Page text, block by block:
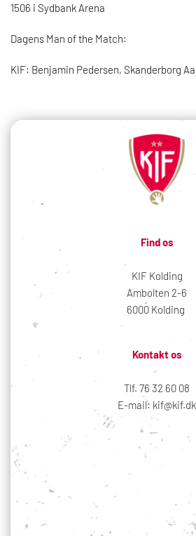
1506 i Sydbank Arena
Dagens Man of the Match:
KIF: Benjamin Pedersen, Skanderborg
Find os
KIF Kolding
Ambolten 2-6
6000 Kolding
Kontakt os
Tlf. 76 32 60 08
E-mail: kif@kif.dk
Sociale medier
Din profil